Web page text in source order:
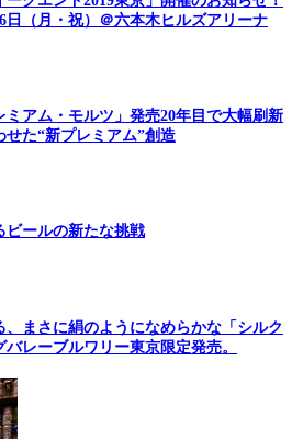
日（月・祝）＠六本木ヒルズアリーナ
アム・モルツ」発売20年目で大幅刷新
せた“新プレミアム”創造
ビールの新たな挑戦
まさに絹のようになめらかな「シルク
レーブルワリー東京限定発売。